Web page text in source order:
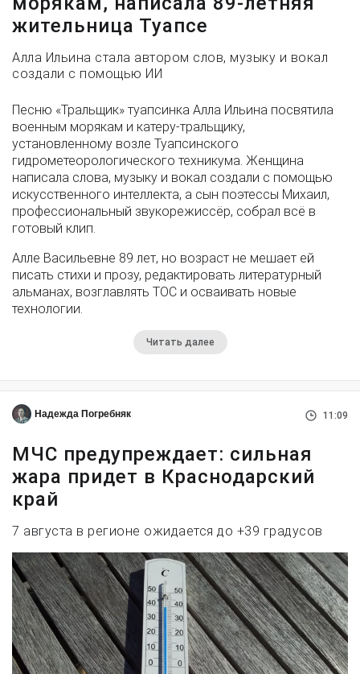
жительница Туапсе
Алла Ильина стала автором слов, музыку и вокал
создали с помощью ИИ
Песню «Тральщик» туапсинка Алла Ильина посвятила
военным морякам и катеру-тральщику,
установленному возле Туапсинского
гидрометеорологического техникума. Женщина
написала слова, музыку и вокал создали с помощью
искусственного интеллекта, а сын поэтессы Михаил,
профессиональный звукорежиссёр, собрал всё в
готовый клип.
Алле Васильевне 89 лет, но возраст не мешает ей
писать стихи и прозу, редактировать литературный
альманах, возглавлять ТОС и осваивать новые
технологии.
Читать далее
Надежда Погребняк 11:09
МЧС предупреждает: сильная
жара придет в Краснодарский
край
7 августа в регионе ожидается до +39 градусов